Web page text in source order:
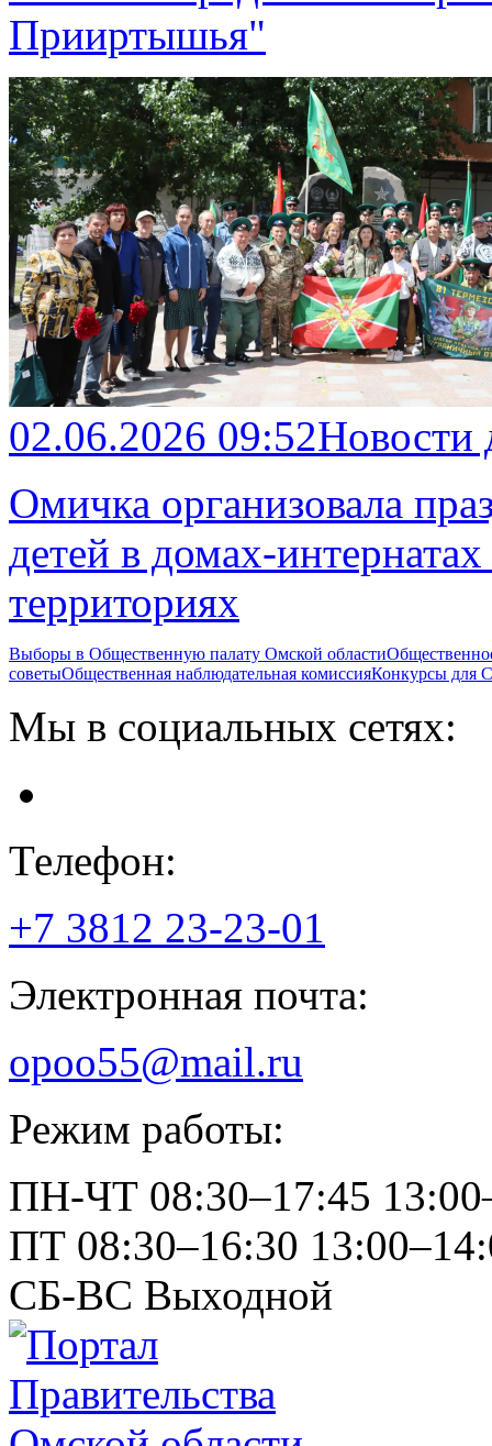
Прииртышья"
02.06.2026 09:52
Омичка организовала
детей в домах-
территориях
Выборы в Общественную палату Омской области
советыОбщественная наблюдательная комиссияКонкурсы
Мы в социальных сетях:
Телефон:
+7 3812 23-23-01
Электронная почта:
opoo55@mail.ru
Режим работы:
ПН-ЧТ 08:30–17:45
ПТ 08:30–16:30
СБ-ВС Выходной